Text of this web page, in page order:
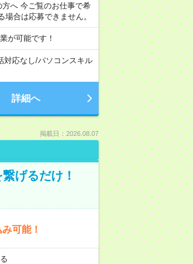
へ 今ご覧のお仕事で希
合は応募できません。
が可能です！
対応なし/パソコンスキル
詳細へ
掲載日：2026.08.07
げるだけ！
可能！